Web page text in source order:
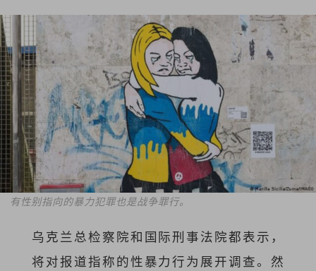
有性别指向的暴力犯罪也是战争罪行。
乌克兰总检察院和国际刑事法院都表示，
将对报道指称的性暴力行为展开调查。然